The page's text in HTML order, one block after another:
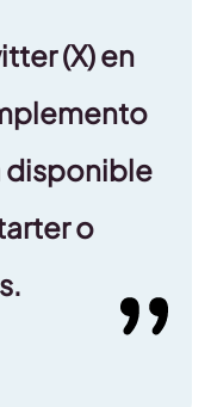
(X) en
disponible
o